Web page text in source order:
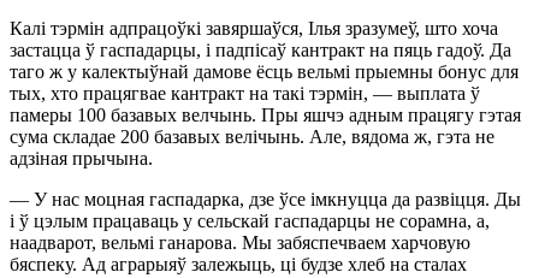
Калі тэрмін адпрацоўкі завяршаўся, Ілья зразумеў, што хоча
застацца ў гаспадарцы, і падпісаў кантракт на пяць гадоў. Да
таго ж у калектыўнай дамове ёсць вельмі прыемны бонус для
тых, хто працягвае кантракт на такі тэрмін, — выплата ў
памеры 100 базавых велчынь. Пры яшчэ адным працягу гэтая
сума складае 200 базавых велічынь. Але, вядома ж, гэта не
адзіная прычына.
— У нас моцная гаспадарка, дзе ўсе імкнуцца да развіцця. Ды
і ў цэлым працаваць у сельскай гаспадарцы не сорамна, а,
наадварот, вельмі ганарова. Мы забяспечваем харчовую
бяспеку. Ад аграрыяў залежыць, ці будзе хлеб на сталах